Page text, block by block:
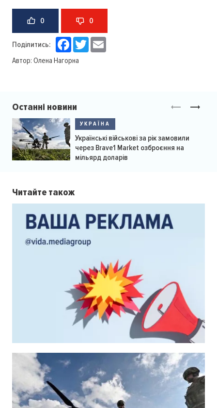
0 0
Поділитись: Facebook
Twitter
Автор: Олена Нагорна
Останні новини
УКРАЇНА
Українські військові за рік замовили
через Brave1 Market озброєння на
мільярд доларів
Читайте також